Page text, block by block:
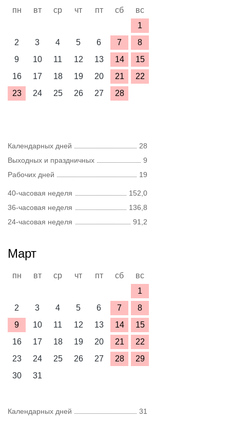
пн вт ср чт пт сб
вс
1
2
3 4 5 6 7
8
9
10 11 12 13 14
15
16
17 18 19 20 21
22
23
24 25 26 27 28
Календарных дней
28
Выходных и праздничных
9
Рабочих дней
19
40-часовая неделя
152,0
36-часовая неделя
136,8
24-часовая неделя
91,2
Март
пн вт ср чт пт сб
вс
1
2
3 4 5 6 7
8
9
10 11 12 13 14
15
16
17 18 19 20 21
22
23
24 25 26 27 28
29
30
31
Календарных дней
31